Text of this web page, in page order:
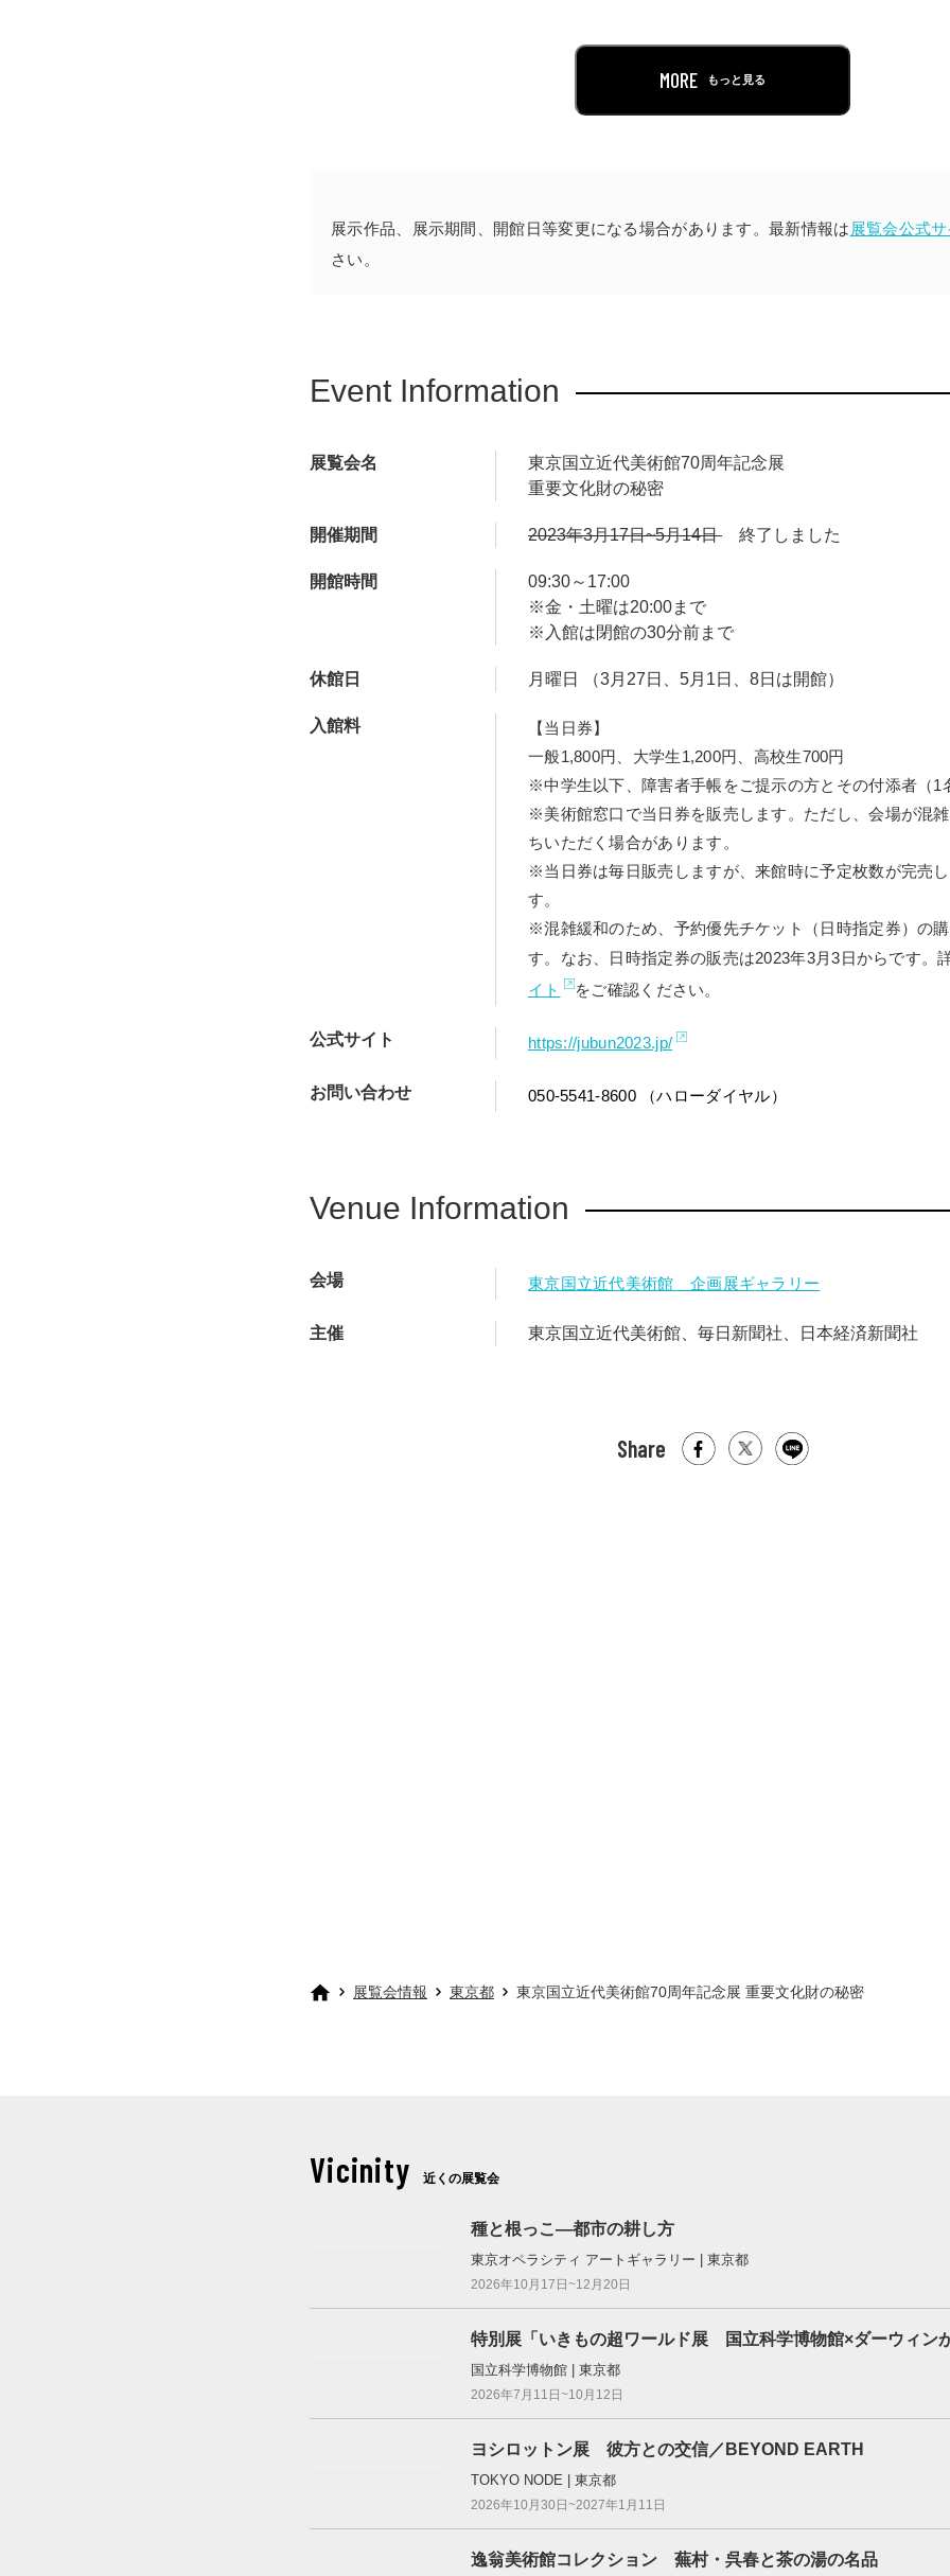
でにない新しい表現を打ち立てた「問題作」でもありました。そうした作品が、どのよ
て、重要文化財に指定されるに至ったのかという美術史の秘密にも迫ります。
MORE もっと見る
展示作品、展示期間、開館日等変更になる場合があります。最新情報は 展覧会公式サ
さい。
Event Information
展覧会名
東京国立近代美術館70周年記念展
重要文化財の秘密
開催期間 2023年3月17日~5月14日 終了しました
開館時間
09:30～17:00
※金・土曜は20:00まで
※入館は閉館の30分前まで
休館日 月曜日 （3月27日、5月1日、8日は開館）
入館料
【当日券】
一般1,800円、大学生1,200円、高校生700円
※中学生以下、障害者手帳をご提示の方とその付添者（1
※美術館窓口で当日券を販売します。ただし、会場が混
ちいただく場合があります。
※当日券は毎日販売しますが、来館時に予定枚数が完売
す。
※混雑緩和のため、予約優先チケット（日時指定券）の
す。なお、日時指定券の販売は2023年3月3日からです。
イト
をご確認ください。
公式サイト https://jubun2023.jp/
お問い合わせ 050-5541-8600 （ハローダイヤル）
Venue Information
会場 東京国立近代美術館 企画展ギャラリー
主催 東京国立近代美術館、毎日新聞社、日本経済新聞社
Share
展覧会情報 東京都 東京国立近代美術館70周年記念展 重要文化財の秘密
Vicinity 近くの展覧会
種と根っこ―都市の耕し方
東京オペラシティ アートギャラリー | 東京都
2026年10月17日~12月20日
特別展「いきもの超ワールド展 国立科学博物館×ダーウィン
国立科学博物館 | 東京都
2026年7月11日~10月12日
ヨシロットン展 彼方との交信／BEYOND EARTH
TOKYO NODE | 東京都
2026年10月30日~2027年1月11日
逸翁美術館コレクション 蕪村・呉春と茶の湯の名品